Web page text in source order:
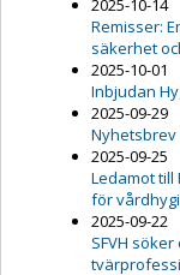
2025-10-14
Remisser:
säkerhet
2025-10-01
Inbjudan
2025-09-29
Nyhetsbrev
2025-09-25
Ledamot
för
2025-09-22
SFVH